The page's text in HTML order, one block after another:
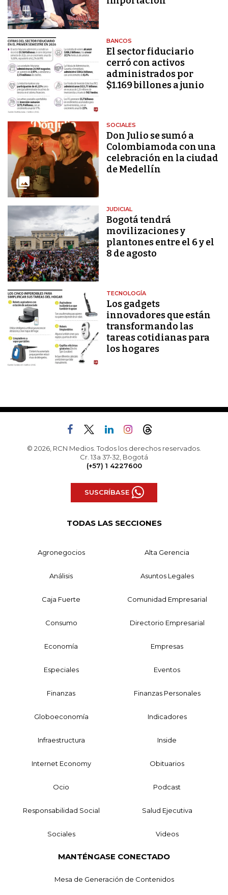
BANCOS
El sector fiduciario
cerró con activos
administrados por
$1.169 billones a junio
SOCIALES
Don Julio se sumó a
Colombiamoda con una
celebración en la ciudad
de Medellín
JUDICIAL
Bogotá tendrá
movilizaciones y
plantones entre el 6 y el
8 de agosto
TECNOLOGÍA
Los gadgets
innovadores que están
transformando las
tareas cotidianas para
los hogares
© 2026, RCN Medios. Todos los derechos reservados.
Cr. 13a 37-32, Bogotá
(+57) 1 4227600
SUSCRÍBASE
TODAS LAS SECCIONES
Agronegocios Alta Gerencia
Análisis Asuntos Legales
Caja Fuerte Comunidad Empresarial
Consumo Directorio Empresarial
Economía Empresas
Especiales Eventos
Finanzas Finanzas Personales
Globoeconomía Indicadores
Infraestructura Inside
Internet Economy Obituarios
Ocio Podcast
Responsabilidad Social Salud Ejecutiva
Sociales Videos
MANTÉNGASE CONECTADO
Mesa de Generación de Contenidos